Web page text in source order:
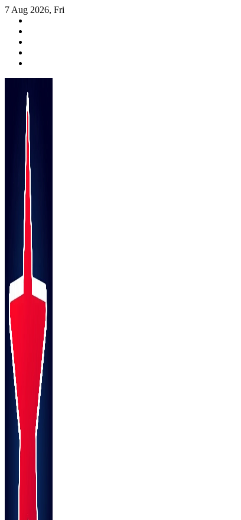
Skip
content
7 Aug 2026, Fri